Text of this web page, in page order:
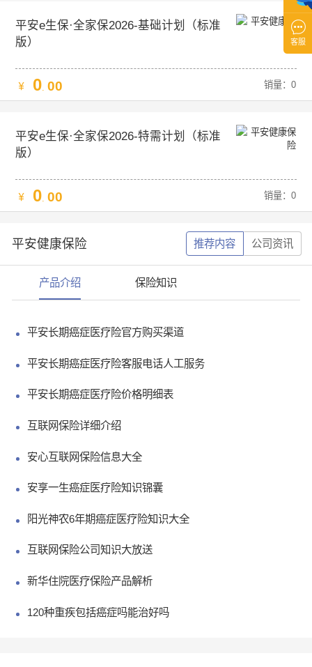
平安e生保·全家保2026-基础计划（标准
版）
0. 00 销量：0
平安e生保·全家保2026-特需计划（标准
版）
0. 00 销量：0
平安健康保险 推荐内容 公司资讯
产品介绍 保险知识
平安长期癌症医疗险官方购买渠道
平安长期癌症医疗险客服电话人工服务
平安长期癌症医疗险价格明细表
互联网保险详细介绍
安心互联网保险信息大全
安享一生癌症医疗险知识锦囊
阳光神农6年期癌症医疗险知识大全
互联网保险公司知识大放送
新华住院医疗保险产品解析
120种重疾包括癌症吗能治好吗

客服